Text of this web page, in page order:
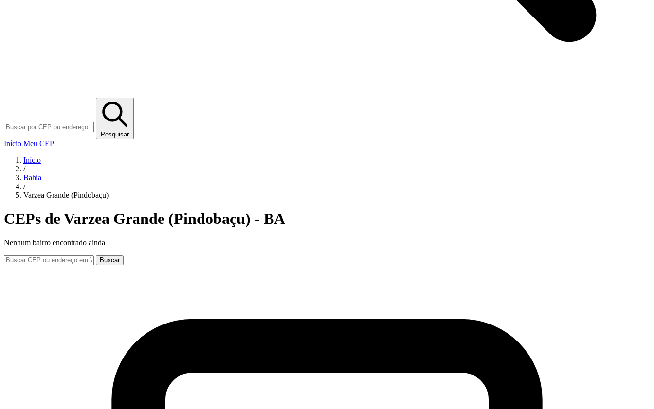
Pesquisar
Início Meu CEP
Início
/
Bahia
/
Varzea Grande (Pindobaçu)
CEPs de Varzea Grande (Pindobaçu) - BA
Nenhum bairro encontrado ainda
Buscar